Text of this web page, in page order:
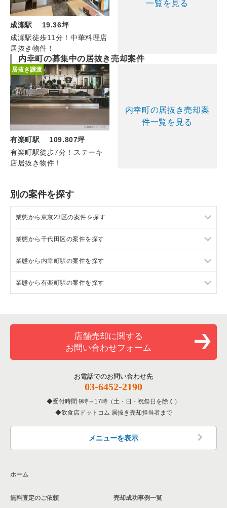
成瀬駅 19.36坪
成瀬駅徒歩11分！中華料理店
居抜き物件！
一覧を見る
内幸町の募集中の居抜き売却案件
居抜き譲渡
有楽町駅 109.807坪
有楽町駅徒歩7分！ステーキ
店居抜き物件！
内幸町の居抜き売却案
件一覧を見る
別の案件を探す
業態から東京23区の案件を探す
東京23区のラーメンの居抜き売却物件の案件一覧
東京23区のフランス料理の居抜き売却物件の案件一覧
東京23区のイタリア料理の居抜き売却物件の案件一覧
東京23区のそば・うどんの居抜き売却物件の案件一覧
東京23区の寿司の居抜き売却物件の案件一覧
東京23区の鉄板焼き・お好み焼の居抜き売却物件の案件一覧
東京23区のアジア料理の居抜き売却物件の案件一覧
東京23区のカフェの居抜き売却物件の案件一覧
東京23区のお弁当・惣菜・デリの居抜き売却物件の案件一覧
東京23区のカラオケ・パブ・スナックの居抜き売却物件の案件
業態から千代田区の案件を探す
千代田区のラーメンの居抜き売却物件の案件一覧
千代田区のフランス料理の居抜き売却物件の案件一覧
千代田区の中華の居抜き売却物件の案件一覧
千代田区のそば・うどんの居抜き売却物件の案件一覧
千代田区の焼肉の居抜き売却物件の案件一覧
千代田区の鉄板焼き・お好み焼の居抜き売却物件の案件一覧
千代田区のアジア料理の居抜き売却物件の案件一覧
千代田区のテイクアウトの居抜き売却物件の案件一覧
千代田区のお弁当・惣菜・デリの居抜き売却物件の案件一覧
業態から内幸町駅の案件を探す
内幸町駅のフランス料理の居抜き売却物件の案件一覧
内幸町駅のそば・うどんの居抜き売却物件の案件一覧
内幸町駅の寿司の居抜き売却物件の案件一覧
内幸町駅のアジア料理の居抜き売却物件の案件一覧
内幸町駅のカフェの居抜き売却物件の案件一覧
内幸町駅のバーの居抜き売却物件の案件一覧
業態から有楽町駅の案件を探す
有楽町駅のイタリア料理の居抜き売却物件の案件一覧
有楽町駅の中華の居抜き売却物件の案件一覧
有楽町駅のバーの居抜き売却物件の案件一覧
店舗売却に関する
お問い合わせフォーム
お電話でのお問い合わせ先
03-6452-2190
受付時間 9時～17時（土・日・祝祭日を除く）
飲食店ドットコム 居抜き売却担当者まで
メニューを表示
ホーム
無料査定のご依頼 売却成功事例一覧